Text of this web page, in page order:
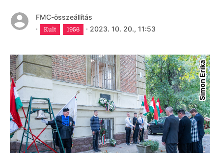
FMC-összeállítás
·
Kult 1956 · 2023. 10. 20., 11:53
Simon Erika